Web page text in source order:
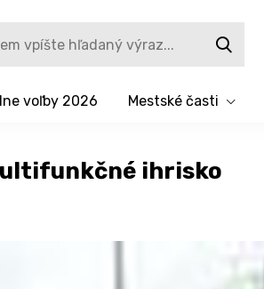
voľby 2026 Mestské časti
ihrisko